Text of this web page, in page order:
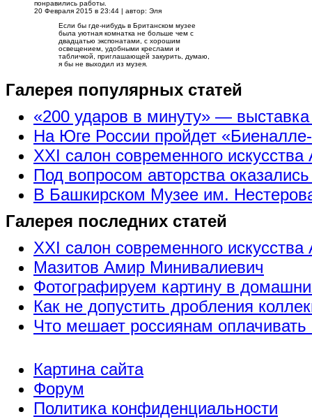
понравились работы.
20 Февраля 2015 в 23:44 | автор: Эля
Если бы где-нибудь в Британском музее
была уютная комнатка не больше чем с
двадцатью экспонатами, с хорошим
освещением, удобными креслами и
табличкой, приглашающей закурить, думаю,
я бы не выходил из музея.
Галерея популярных статей
«200 ударов в минуту» —
На Юге России пройдет
XXI салон современного искусства
Под вопросом авторства
В Башкирском Музее им.
Галерея последних статей
XXI салон современного искусства
Мазитов Амир Минивалиевич
Фотографируем картину в
Как не допустить дробления
Что мешает россиянам
Картина сайта
Форум
Политика конфиденциальности